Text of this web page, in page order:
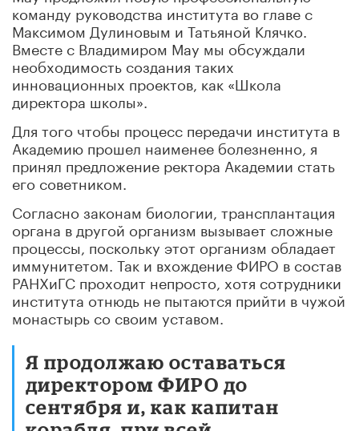
команду руководства института во главе с
Максимом Дулиновым и Татьяной Клячко.
Вместе с Владимиром Мау мы обсуждали
необходимость создания таких
инновационных проектов, как «Школа
директора школы».
Для того чтобы процесс передачи института в
Академию прошел наименее болезненно, я
принял предложение ректора Академии стать
его советником.
Согласно законам биологии, трансплантация
органа в другой организм вызывает сложные
процессы, поскольку этот организм обладает
иммунитетом. Так и вхождение ФИРО в состав
РАНХиГС проходит непросто, хотя сотрудники
института отнюдь не пытаются прийти в чужой
монастырь со своим уставом.
Я продолжаю оставаться
директором ФИРО до
сентября и, как капитан